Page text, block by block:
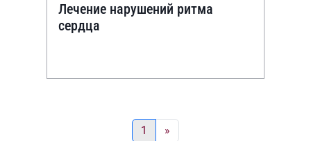
Лечение нарушений ритма
сердца
1 »